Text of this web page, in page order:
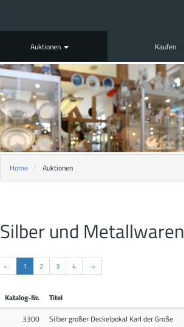
Auktionen Kaufen
Home Auktionen
Silber und Metallwaren
← 1 2 3 4 →
Katalog-Nr. Titel
3300
Silber großer Deckelpokal Karl der Große